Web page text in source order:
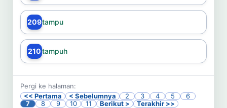
209tampu
210tampuh
Pergi ke halaman:
<< Pertama
< Sebelumnya 2 3 4 5
6
7
8 9 10 11 Berikut >
Terakhir >>